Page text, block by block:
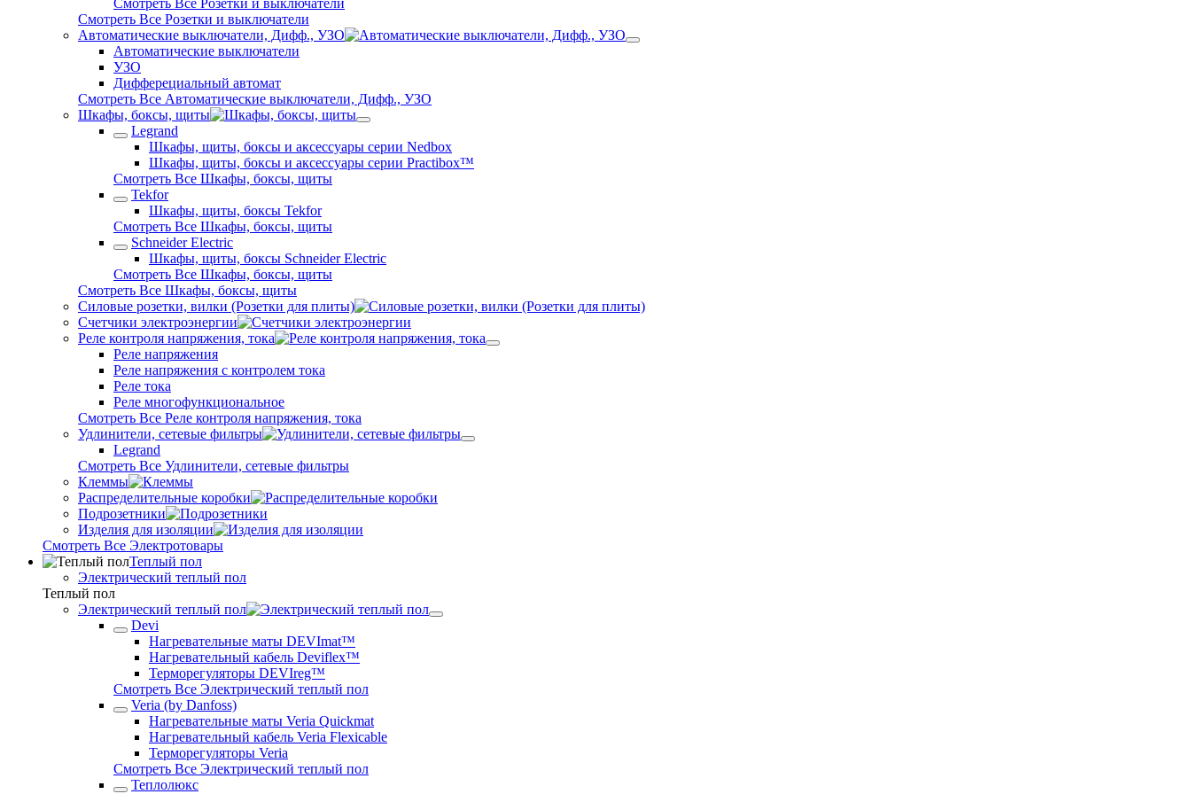
Смотреть Все Розетки и выключатели
Смотреть Все Розетки и выключатели
Автоматические выключатели, Дифф., УЗО
Автоматические выключатели
УЗО
Дифферециальный автомат
Смотреть Все Автоматические выключатели, Дифф., УЗО
Шкафы, боксы, щиты
Legrand
Шкафы, щиты, боксы и аксессуары серии Nedbox
Шкафы, щиты, боксы и аксессуары серии Practibox™
Смотреть Все Шкафы, боксы, щиты
Tekfor
Шкафы, щиты, боксы Tekfor
Смотреть Все Шкафы, боксы, щиты
Schneider Electric
Шкафы, щиты, боксы Schneider Electric
Смотреть Все Шкафы, боксы, щиты
Смотреть Все Шкафы, боксы, щиты
Силовые розетки, вилки (Розетки для плиты)
Счетчики электроэнергии
Реле контроля напряжения, тока
Реле напряжения
Реле напряжения с контролем тока
Реле тока
Реле многофункциональное
Смотреть Все Реле контроля напряжения, тока
Удлинители, сетевые фильтры
Legrand
Смотреть Все Удлинители, сетевые фильтры
Клеммы
Распределительные коробки
Подрозетники
Изделия для изоляции
Смотреть Все Электротовары
Теплый пол
Электрический теплый пол
Теплый пол
Электрический теплый пол
Devi
Нагревательные маты DEVImat™
Нагревательный кабель Deviflex™
Терморегуляторы DEVIreg™
Смотреть Все Электрический теплый пол
Veria (by Danfoss)
Нагревательные маты Veria Quickmat
Нагревательный кабель Veria Flexicable
Терморегуляторы Veria
Смотреть Все Электрический теплый пол
Теплолюкс